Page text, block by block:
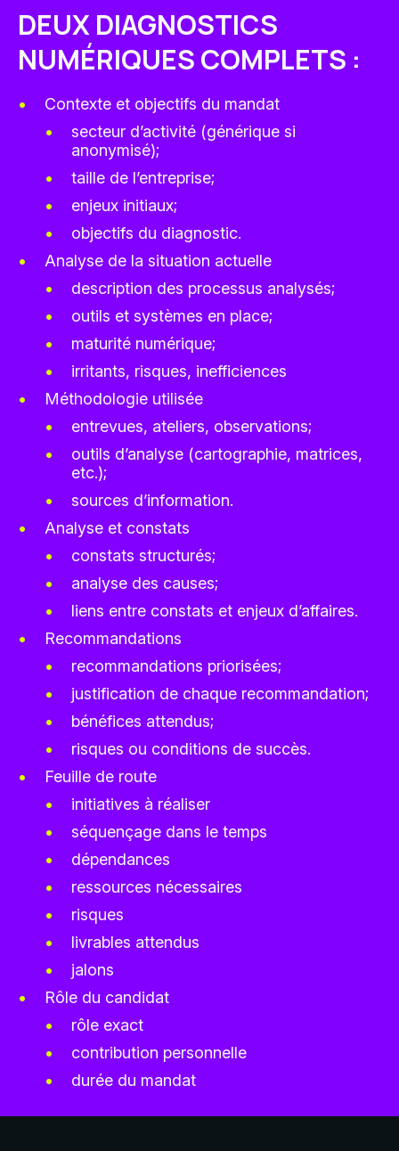
DEUX DIAGNOSTICS
NUMÉRIQUES COMPLETS :
Contexte et objectifs du mandat
secteur d’activité (générique si
anonymisé);
taille de l’entreprise;
enjeux initiaux;
objectifs du diagnostic.
Analyse de la situation actuelle
description des processus analysés;
outils et systèmes en place;
maturité numérique;
irritants, risques, inefficiences
Méthodologie utilisée
entrevues, ateliers, observations;
outils d’analyse (cartographie, matrices,
etc.);
sources d’information.
Analyse et constats
constats structurés;
analyse des causes;
liens entre constats et enjeux d’affaires.
Recommandations
recommandations priorisées;
justification de chaque recommandation;
bénéfices attendus;
risques ou conditions de succès.
Feuille de route
initiatives à réaliser
séquençage dans le temps
dépendances
ressources nécessaires
risques
livrables attendus
jalons
Rôle du candidat
rôle exact
contribution personnelle
durée du mandat